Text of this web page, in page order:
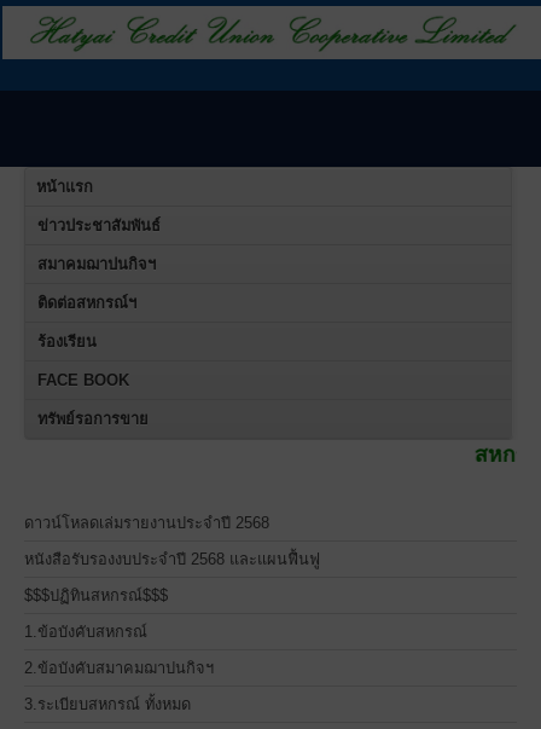
หน้าแรก
ข่าวประชาสัมพันธ์
สมาคมฌาปนกิจฯ
ติดต่อสหกรณ์ฯ
ร้องเรียน
FACE BOOK
ทรัพย์รอการขาย
สหกรณ์เครดิตยูเนี่
ดาวน์โหลดเล่มรายงานประจำปี 2568
หนังสือรับรองงบประจำปี 2568 และแผนฟื้นฟู
$$$ปฏิทินสหกรณ์$$$
1.ข้อบังคับสหกรณ์
2.ข้อบังคับสมาคมฌาปนกิจฯ
3.ระเบียบสหกรณ์ ทั้งหมด